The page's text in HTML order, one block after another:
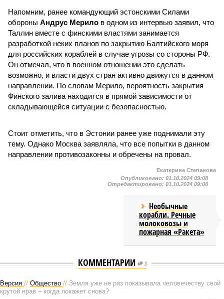
Напомним, ранее командующий эстонскими Силами
обороны Андрус Мерило в одном из интервью заявил, что
Таллин вместе с финскими властями занимается
разработкой неких планов по закрытию Балтийского моря
для российских кораблей в случае угрозы со стороны РФ.
Он отмечал, что в военном отношении это сделать
возможно, и власти двух стран активно движутся в данном
направлении. По словам Мерило, вероятность закрытия
Финского залива находится в прямой зависимости от
складывающейся ситуации с безопасностью.
Стоит отметить, что в Эстонии ранее уже поднимали эту
тему. Однако Москва заявляла, что все попытки в данном
направлении противозаконны и обречены на провал.
Екатерина Степанова
Опубликовано: 01.10.2024 09:08
Отредактировано: 01.10.2024 09:08
Необычные
корабли. Речные
молоковозы и
пожарная «Ракета»
КОММЕНТАРИИ 0
Версия // Общество // Земля уже не раз показывала человечеству свой
крутой нрав – когда покажет снова?